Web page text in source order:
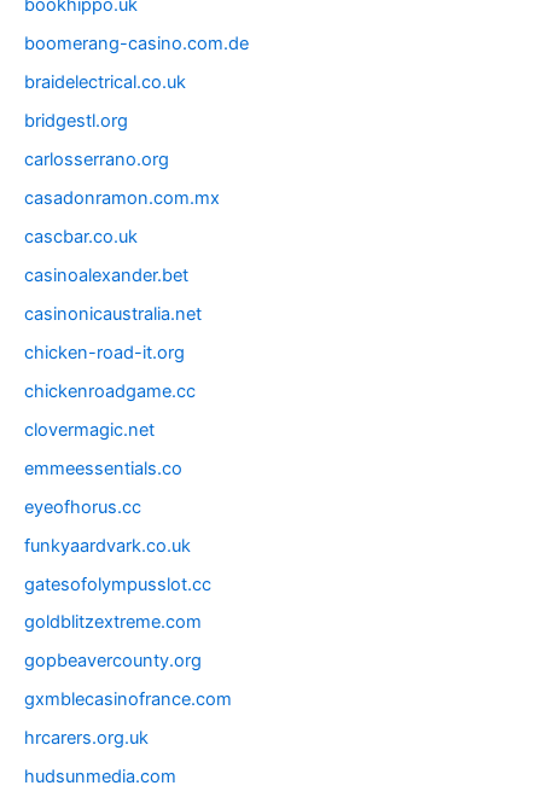
bookhippo.uk
boomerang-casino.com.de
braidelectrical.co.uk
bridgestl.org
carlosserrano.org
casadonramon.com.mx
cascbar.co.uk
casinoalexander.bet
casinonicaustralia.net
chicken-road-it.org
chickenroadgame.cc
clovermagic.net
emmeessentials.co
eyeofhorus.cc
funkyaardvark.co.uk
gatesofolympusslot.cc
goldblitzextreme.com
gopbeavercounty.org
gxmblecasinofrance.com
hrcarers.org.uk
hudsunmedia.com